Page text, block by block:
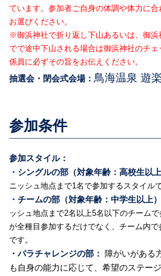
ています。参加者ご自身の体調や体力に
お選びください。
※御浜神社で折り返し下山あるいは、御浜
でで途中下山される場合は御浜神社のチ
係員に必ずその旨をお伝えください。
抽選会・閉会式会場： 鳥海温泉 遊
参加条件
参加スタイル：
・シングルの部（対象年齢：高校生以上
ニッシュ地点まで1名で参加するスタイルで
・チームの部（対象年齢：中学生以上）
ッシュ地点まで2名以上5名以下のチーム
が全種目参加するだけでなく、チーム内
です。
・パラチャレンジの部：
障がいがある
も自身の能力に応じて、希望のステー